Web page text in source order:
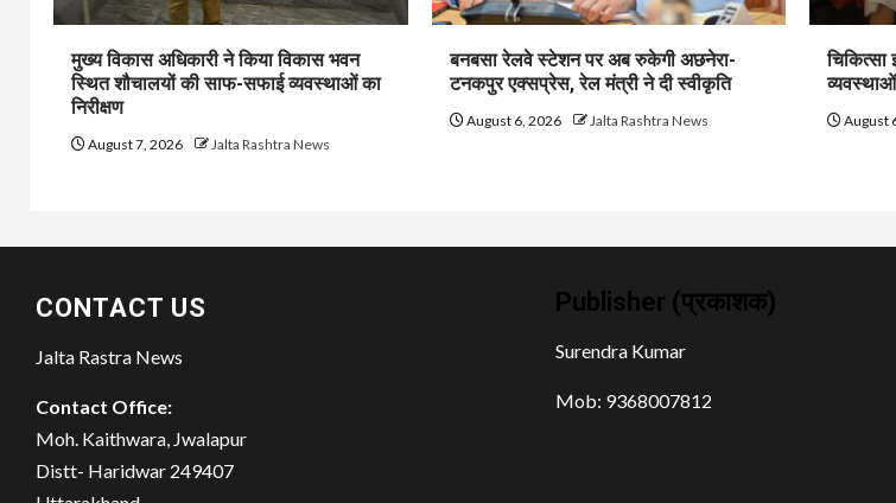
मुख्य विकास अधिकारी ने किया विकास भवन
स्थित शौचालयों की साफ-सफाई व्यवस्थाओं का
निरीक्षण
August 7, 2026 Jalta Rashtra News
बनबसा रेलवे स्टेशन पर अब रुकेगी अछनेरा-
टनकपुर एक्सप्रेस, रेल मंत्री ने दी स्वीकृति
August 6, 2026 Jalta Rashtra News
चिकित्सा
August
CONTACT US
Jalta Rastra News
Contact Office:
Moh. Kaithwara, Jwalapur
Distt- Haridwar 249407
Publisher (प्रकाशक)
Surendra Kumar
Mob: 9368007812